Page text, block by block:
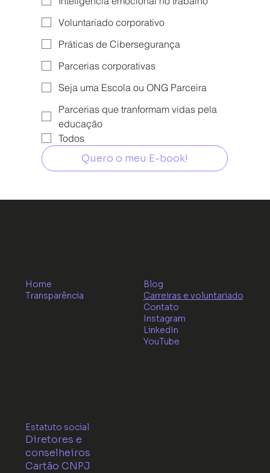
Voluntariado corporativo
Práticas de Cibersegurança
Parcerias corporativas
Seja uma Escola ou ONG Parceira
Parcerias que tranformam vidas pela
educação
Todos
Quero o meu E-book!
Home
Transparência
Blog
Carreiras e voluntariado
Contato
Instagram
LinkedIn
YouTube
Estatuto social
Diretores e
conselheiros
Cartão CNPJ